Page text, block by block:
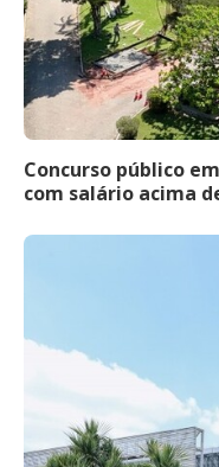
Concurso público
com salário acima